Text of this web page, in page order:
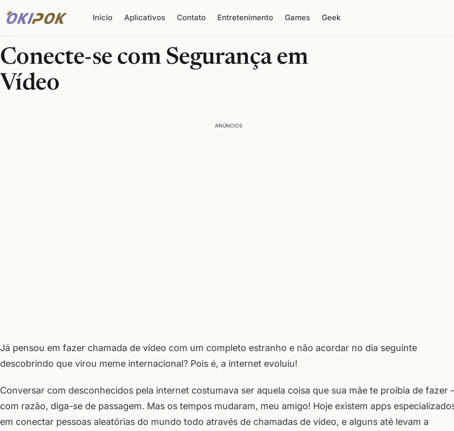
Início Aplicativos Contato Entretenimento Games Geek
Conecte-se com Segurança em
Vídeo
ANÚNCIOS
Já pensou em fazer chamada de vídeo com um completo estranho e não acordar no dia seguinte
descobrindo que virou meme internacional? Pois é, a internet evoluiu!
Conversar com desconhecidos pela internet costumava ser aquela coisa que sua mãe te proibia de fazer
com razão, diga-se de passagem. Mas os tempos mudaram, meu amigo! Hoje existem apps
em conectar pessoas aleatórias do mundo todo através de chamadas de vídeo, e alguns até levam a